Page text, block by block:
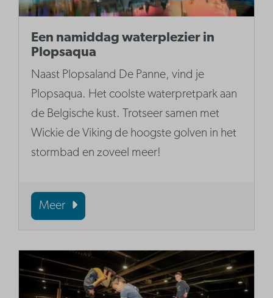
Een namiddag waterplezier in
Plopsaqua
Naast Plopsaland De Panne, vind je
Plopsaqua. Het coolste waterpretpark aan
de Belgische kust. Trotseer samen met
Wickie de Viking de hoogste golven in het
stormbad en zoveel meer!
Meer